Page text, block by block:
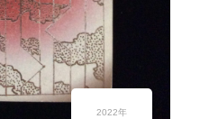
2022年